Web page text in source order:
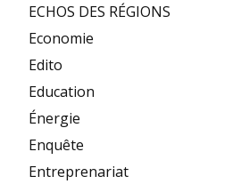
ECHOS DES RÉGIONS
Economie
Edito
Education
Énergie
Enquête
Entreprenariat